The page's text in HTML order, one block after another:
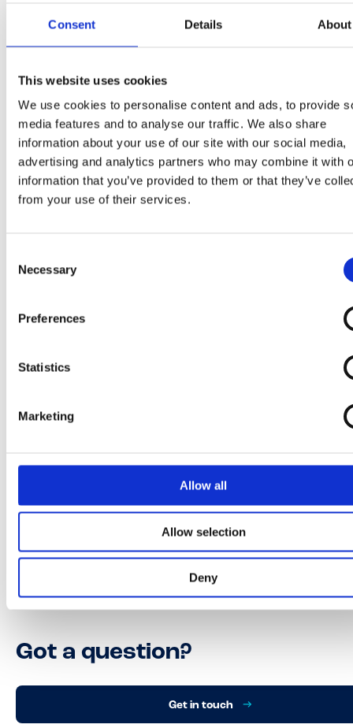
Consent Details About
This website uses cookies
We use cookies to personalise content and ads, to provide
media features and to analyse our traffic. We also share
information about your use of our site with our social media,
advertising and analytics partners who may combine it with
information that you’ve provided to them or that they’ve
from your use of their services.
Selection
Necessary
Preferences
Statistics
Marketing
Allow all
Allow selection
Deny
kakaómassza, zsírszegény kakaópor (1,5%), sovány
tejpor, aprítottmandula
poliglicerin‐poliricinoleát), stabilizátorok
(szentjánoskenyérliszt, guargumi),tojásfehérje,
aromák.
Egyéb dióféléket, földimogyorót és glutén
gabonákat tartalmazhat.
Got a question?
Get in touch